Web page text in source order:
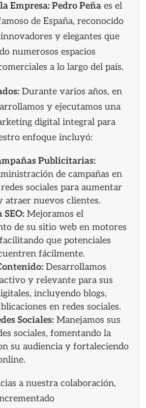
Empresa: Pedro Peña es el
de España, reconocido
y elegantes que
numerosos espacios
a lo largo del país.
Durante varios años, en
y ejecutamos una
digital integral para
enfoque incluyó:
Publicitarias:
de campañas en
sociales para aumentar
atraer nuevos clientes.
Mejoramos el
de su sitio web en motores
que potenciales
fácilmente.
Desarrollamos
y relevante para sus
incluyendo blogs,
en redes sociales.
Sociales: Manejamos sus
sociales, fomentando la
su audiencia y fortaleciendo
a nuestra colaboración,